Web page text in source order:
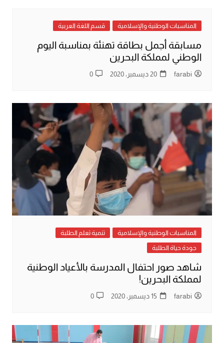
المناسبات الوطنية والإسلامية قسم اللغة العربية
مسابقة أجمل بطاقة تهنئة بمناسبة اليوم
الوطني لمملكة البحرين
farabi 20 ديسمبر، 2020 0
المناسبات الوطنية والإسلامية
تنمية تعلم الطلبة
جودة حياة الطلبة
شاهد صور احتفال المدرسة بالأعياد الوطنية
لمملكة البحرين!
farabi 15 ديسمبر، 2020 0